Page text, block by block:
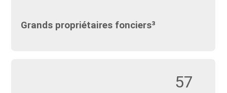
Grands propriétaires fonciers³
57